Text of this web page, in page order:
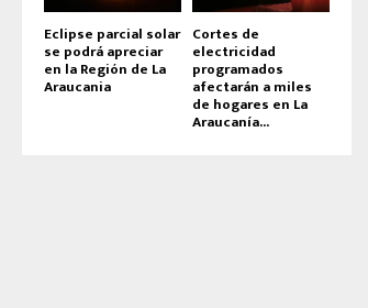
Eclipse parcial solar
se podrá apreciar
en la Región de La
Araucania
Cortes de
electricidad
programados
afectarán a miles
de hogares en La
Araucanía...